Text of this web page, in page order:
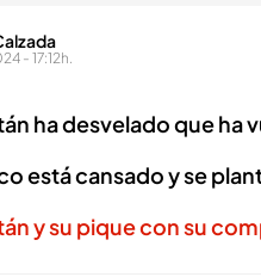
- 17:12h.
ha desvelado que ha
está cansado y se
y su pique con su